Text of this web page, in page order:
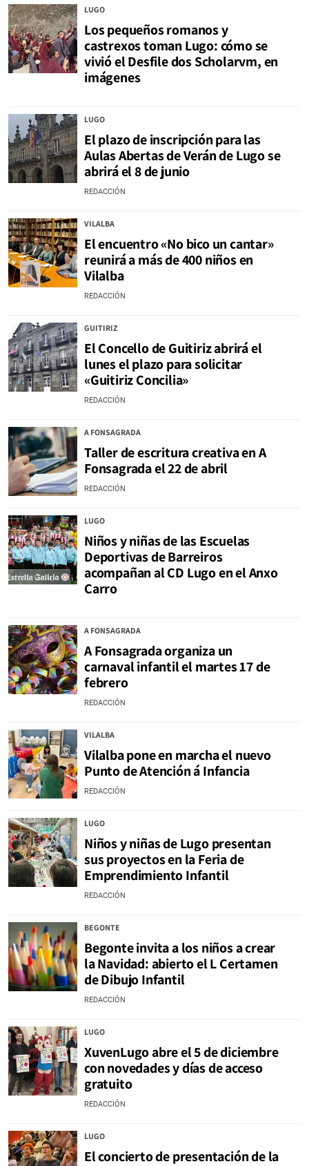
LUGO
Los pequeños romanos y
castrexos toman Lugo: cómo se
vivió el Desfile dos Scholarvm, en
imágenes
LUGO
El plazo de inscripción para las
Aulas Abertas de Verán de Lugo se
abrirá el 8 de junio
REDACCIÓN
VILALBA
El encuentro «No bico un cantar»
reunirá a más de 400 niños en
Vilalba
REDACCIÓN
GUITIRIZ
El Concello de Guitiriz abrirá el
lunes el plazo para solicitar
«Guitiriz Concilia»
REDACCIÓN
A FONSAGRADA
Taller de escritura creativa en A
Fonsagrada el 22 de abril
REDACCIÓN
LUGO
Niños y niñas de las Escuelas
Deportivas de Barreiros
acompañan al CD Lugo en el Anxo
Carro
A FONSAGRADA
A Fonsagrada organiza un
carnaval infantil el martes 17 de
febrero
REDACCIÓN
VILALBA
Vilalba pone en marcha el nuevo
Punto de Atención á Infancia
REDACCIÓN
LUGO
Niños y niñas de Lugo presentan
sus proyectos en la Feria de
Emprendimiento Infantil
REDACCIÓN
BEGONTE
Begonte invita a los niños a crear
la Navidad: abierto el L Certamen
de Dibujo Infantil
REDACCIÓN
LUGO
XuvenLugo abre el 5 de diciembre
con novedades y días de acceso
gratuito
REDACCIÓN
LUGO
El concierto de presentación de la